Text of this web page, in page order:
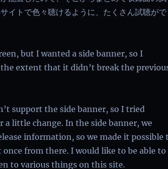
イトで色々聴けるように、たくさん試聴がで
but I wanted a side banner, so I
extent that it didn’t break the
support the side banner, so I tried
little change. In the side banner, we
information, so we made it possible
from there. I would like to be able to
to various things on this site.